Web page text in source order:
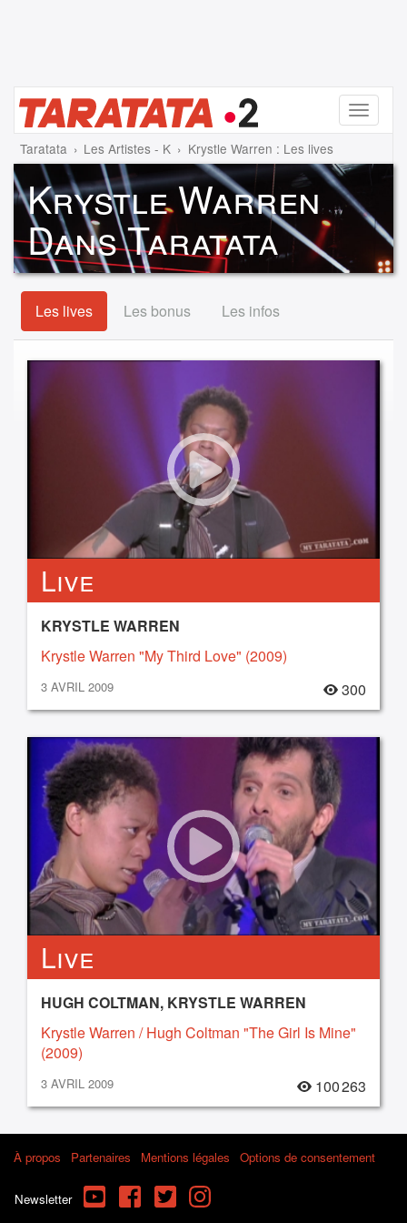
Menu
Taratata Les Artistes - K Krystle Warren : Les lives
Krystle Warren
Dans Taratata
Les lives Les bonus Les infos
Live
KRYSTLE WARREN
Krystle Warren "My Third Love" (2009)
3 AVRIL 2009 300
Live
HUGH COLTMAN, KRYSTLE WARREN
Krystle Warren / Hugh Coltman "The Girl Is Mine"
(2009)
3 AVRIL 2009 100 263
À propos Partenaires Mentions légales Options de consentement
Newsletter YouTube FacebookTwitterInstagram